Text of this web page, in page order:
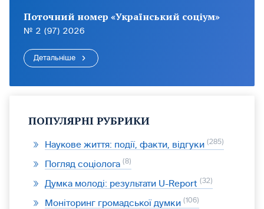
Поточний номер «Український соціум»
№ 2 (97) 2026
Детальніше
ПОПУЛЯРНІ РУБРИКИ
Наукове життя: події, факти, відгуки 285
Погляд соціолога 8
Думка молоді: результати U-Report 32
Моніторинг громадської думки 106